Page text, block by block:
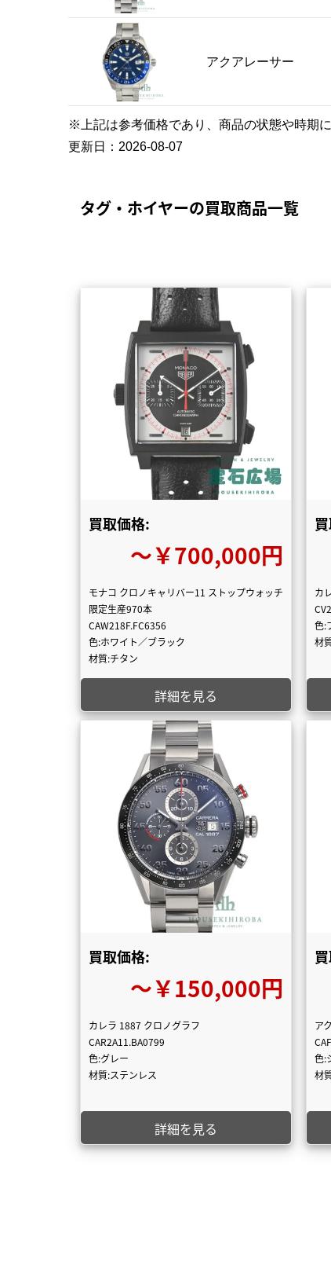
アクアレーサー
※上記は参考価格であり、商品の状態や時期
更新日： 2026-08-07
タグ・ホイヤーの買取商品一覧
買取価格:
〜￥700,000円
モナコ クロノキャリバー11 ストップウォッチ
限定生産970本
CAW218F.FC6356
色:ホワイト／ブラック
材質:チタン
詳細を見る
カ
色:
材
買取価格:
〜￥150,000円
カレラ 1887 クロノグラフ
CAR2A11.BA0799
色:グレー
材質:ステンレス
詳細を見る
ア
色:
材